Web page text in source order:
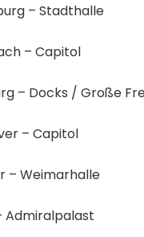
– Stadthalle
– Capitol
– Docks / Große
– Capitol
– Weimarhalle
Admiralpalast